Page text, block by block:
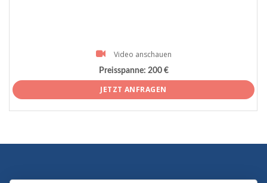
Video anschauen
Preisspanne: 200 €
JETZT ANFRAGEN